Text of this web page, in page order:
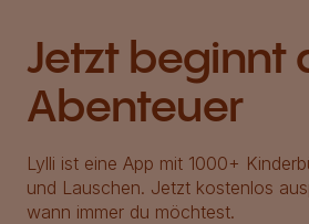
Jetzt beginnt
Abenteuer
Lylli ist eine App mit 1000+
und Lauschen. Jetzt kostenlos
wann immer du möchtest.